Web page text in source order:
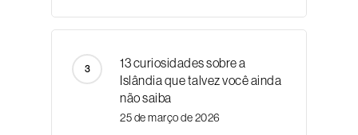
13 curiosidades sobre a
Islândia que talvez você ainda
não saiba
25 de março de 2026